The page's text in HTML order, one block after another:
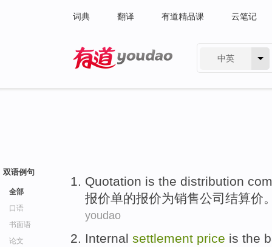
词典 翻译 有道精品课 云笔记
中英
双语例句
全部
口语
书面语
论文
Quotation is the distribution
报价单的报价为销售公司 结算价
youdao
Internal settlement price is the